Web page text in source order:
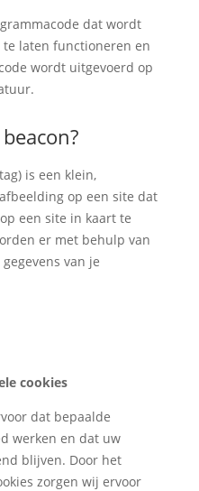
dat wordt
laten functioneren en
wordt uitgevoerd op
is een klein,
op een site dat
een site in kaart te
er met behulp van
van je
cookies
dat bepaalde
werken en dat uw
blijven. Door het
zorgen wij ervoor